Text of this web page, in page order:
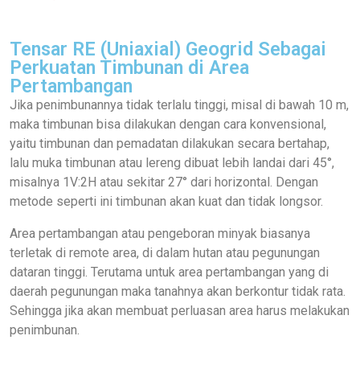
Tensar RE (Uniaxial) Geogrid Sebagai
Perkuatan Timbunan di Area
Pertambangan
Jika penimbunannya tidak terlalu tinggi, misal di bawah 10 m,
maka timbunan bisa dilakukan dengan cara konvensional,
yaitu timbunan dan pemadatan dilakukan secara bertahap,
lalu muka timbunan atau lereng dibuat lebih landai dari 45°,
misalnya 1V:2H atau sekitar 27° dari horizontal. Dengan
metode seperti ini timbunan akan kuat dan tidak longsor.
Area pertambangan atau pengeboran minyak biasanya
terletak di remote area, di dalam hutan atau pegunungan
dataran tinggi. Terutama untuk area pertambangan yang di
daerah pegunungan maka tanahnya akan berkontur tidak rata.
Sehingga jika akan membuat perluasan area harus melakukan
penimbunan.